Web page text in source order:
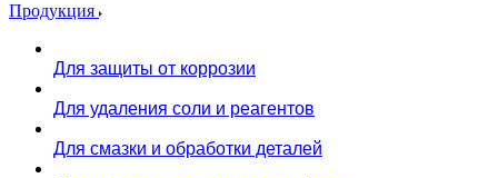
Продукция
Для защиты от коррозии
Для удаления соли и реагентов
Для смазки и обработки деталей